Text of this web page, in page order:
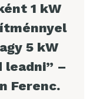
1 kW
5 kW
–
Ferenc.